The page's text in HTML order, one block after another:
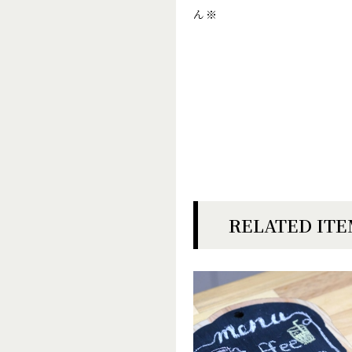
ん※
RELATED